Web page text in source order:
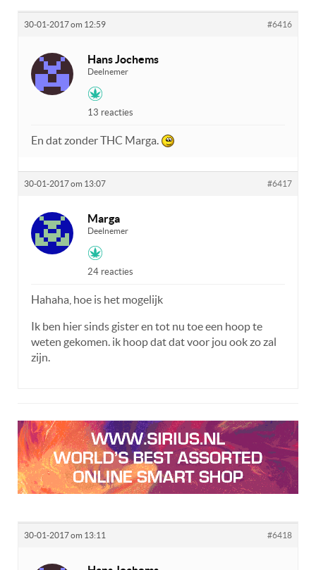
30-01-2017 om 12:59 #6416
Hans Jochems
Deelnemer
13 reacties
En dat zonder THC Marga.
30-01-2017 om 13:07 #6417
Marga
Deelnemer
24 reacties
Hahaha, hoe is het mogelijk
Ik ben hier sinds gister en tot nu toe een hoop te
weten gekomen. ik hoop dat dat voor jou ook zo zal
zijn.
30-01-2017 om 13:11 #6418